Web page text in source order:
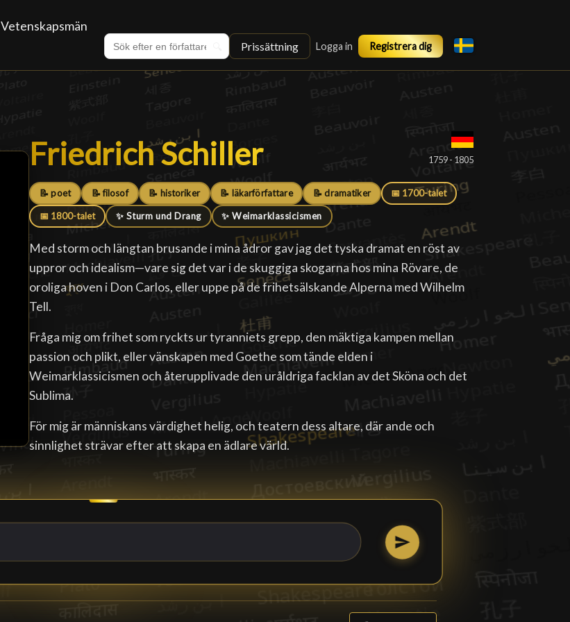
Vetenskapsmän
Prissättning Logga in Registrera dig
Friedrich Schiller
Friedrich Schiller█ 1759 - 1805
📝 poet 📝 filosof 📝 historiker 📝 läkarförfattare 📝 dramatiker 📅 1700-talet
📅 1800-talet ✨ Sturm und Drang ✨ Weimarklassicismen
Med storm och längtan brusande i mina ådror gav jag det tyska dramat en röst av
uppror och idealism—vare sig det var i de skuggiga skogarna hos mina Rövare, de
oroliga hoven i Don Carlos, eller uppe på de frihetsälskande Alperna med Wilhelm
Tell.
Fråga mig om frihet som ryckts ur tyranniets grepp, den mäktiga kampen mellan
passion och plikt, eller vänskapen med Goethe som tände elden i
Weimarklassicismen och återupplivade den uråldriga facklan av det Sköna och det
Subli­ma.
För mig är människans värdighet helig, och teatern dess altare, där ande och
sinnlighet strävar efter att skapa en ädlare värld.